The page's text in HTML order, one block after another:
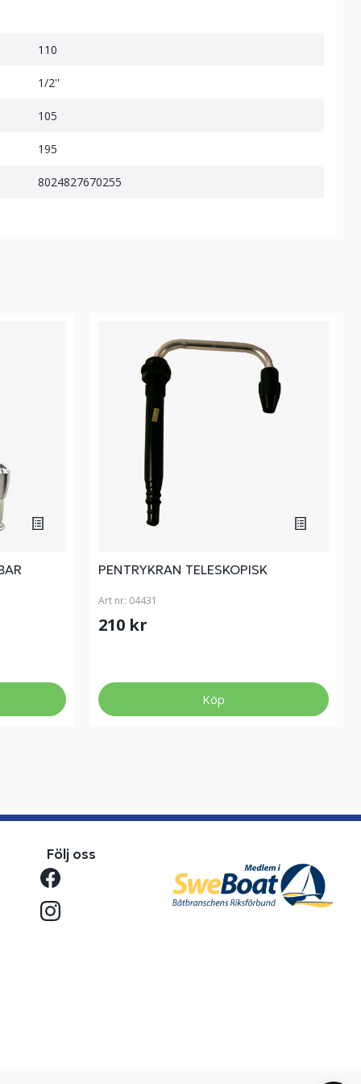
110
1/2''
105
195
8024827670255
PENTRYKRAN TELESKOPISK
Art nr: 04431
210 kr
Köp
Följ oss